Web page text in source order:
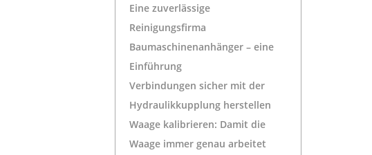
Eine zuverlässige
Reinigungsfirma
Baumaschinenanhänger – eine
Einführung
Verbindungen sicher mit der
Hydraulikkupplung herstellen
Waage kalibrieren: Damit die
Waage immer genau arbeitet